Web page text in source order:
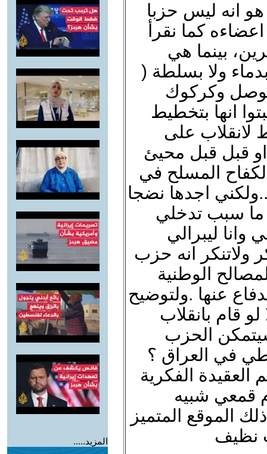
انه ليس حزبا
اعضاءه كما نقرأ
بينما هي
ولا بسلطة (
موصل وكركوك
انها بتخطيط
لانقلاب على
قبل قبل محيئ
الكفاح المسلح في
اجدها نضجا
ما سبب تدخلي
ليبرالي
ولاتنكر انه حزب
الوطنية
عنها .ولتوضيح
قام بانقلاب
الحزب
في العراق ؟
الفكرية
قمعي شبيه
الموقع المتميز
نظيف
المزيد.....